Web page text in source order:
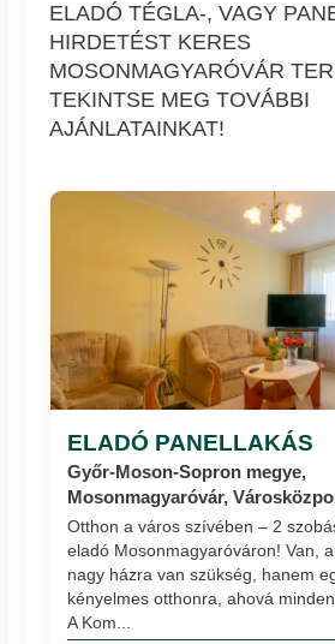
ELADÓ TÉGLA-, VAGY
HIRDETÉST KERES
MOSONMAGYARÓVÁR
TEKINTSE MEG TOVÁBBI
AJÁNLATAINKAT!
ELADÓ PANELLAKÁS
Győr-Moson-Sopron megye,
Mosonmagyaróvár,
Otthon a város szívében – 2
eladó Mosonmagyaróváron! Van,
nagy házra van szükség, hanem
kényelmes otthonra, ahová
A Kom...